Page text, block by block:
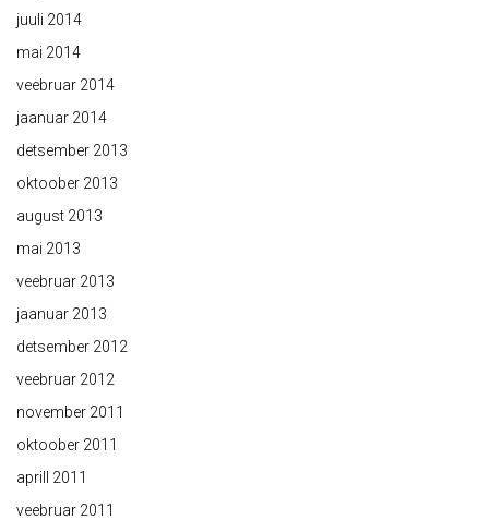
juuli 2014
mai 2014
veebruar 2014
jaanuar 2014
detsember 2013
oktoober 2013
august 2013
mai 2013
veebruar 2013
jaanuar 2013
detsember 2012
veebruar 2012
november 2011
oktoober 2011
aprill 2011
veebruar 2011